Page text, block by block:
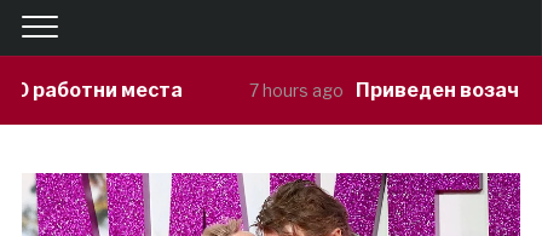
7 hours ago Приведен возач кој ја предизвикал